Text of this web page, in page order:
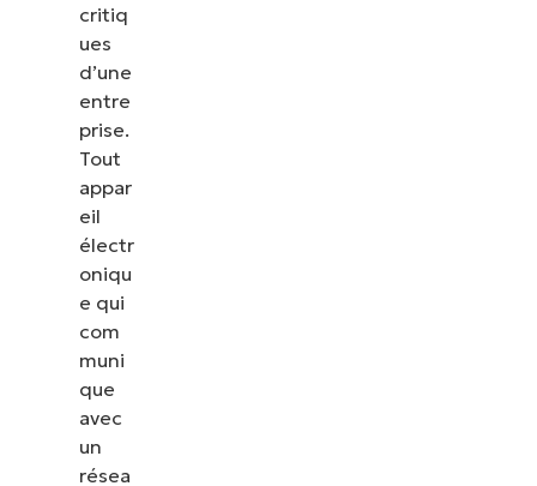
critiq
ues
d’une
entre
prise.
Tout
appar
eil
électr
oniqu
e qui
com
muni
que
avec
un
résea